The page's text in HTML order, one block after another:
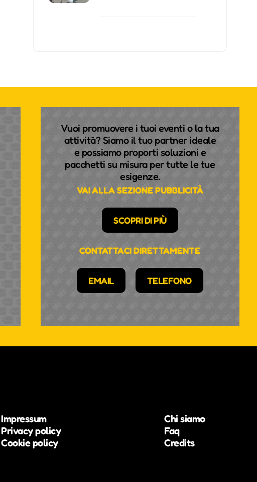
Vuoi promuovere i tuoi eventi o la tua
attività? Siamo il tuo partner ideale
e possiamo proporti soluzioni e
pacchetti su misura per tutte le tue
esigenze.
VAI ALLA SEZIONE PUBBLICITÀ
SCOPRI DI PIÙ
CONTATTACI DIRETTAMENTE
EMAIL TELEFONO
Impressum
Privacy policy
Cookie policy
Chi siamo
Faq
Credits